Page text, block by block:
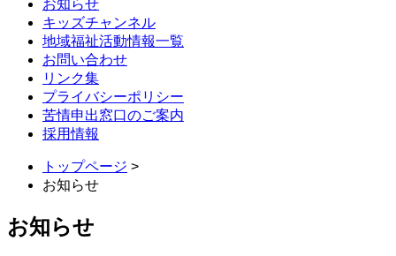
お知らせ
キッズチャンネル
地域福祉活動情報一覧
お問い合わせ
リンク集
プライバシーポリシー
苦情申出窓口のご案内
採用情報
トップページ >
お知らせ
お知らせ